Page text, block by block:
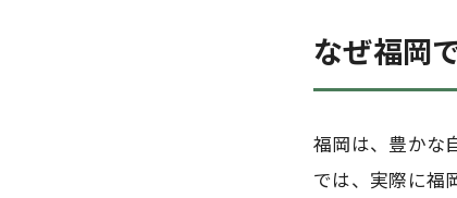
なぜ福岡
福岡は、豊かな
では、実際に福